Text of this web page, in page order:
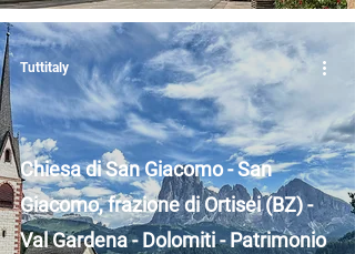
Chiesa di San Giacomo - San
Giacomo, frazione di Ortisei (BZ) -
Val Gardena - Dolomiti - Patrimonio
Tuttitaly